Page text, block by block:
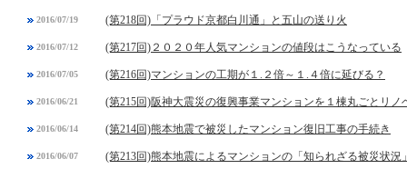
2016/07/19 (第218回)「プラウド京都白川通」と五山の送り火
2016/07/12 (第217回)２０２０年人気マンションの値段はこうなっている
2016/07/05 (第216回)マンションの工期が１.２倍～１.４倍に延びる？
2016/06/21 (第215回)阪神大震災の復興事業マンションを１棟丸ごとリノ
2016/06/14 (第214回)熊本地震で被災したマンション復旧工事の手続き
2016/06/07 (第213回)熊本地震によるマンションの「知られざる被災状況